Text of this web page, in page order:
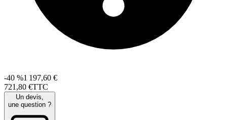
-40 %1 197,60 €
721 ,80 €TTC
Un devis,
une question ?